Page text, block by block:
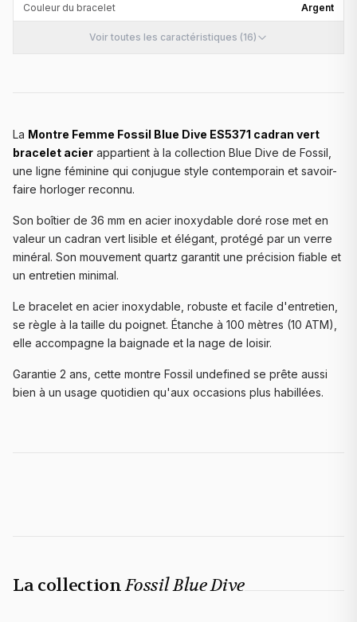
Couleur du bracelet Argent
Voir toutes les caractéristiques (16)
La Montre Femme Fossil Blue Dive ES5371 cadran vert
bracelet acier appartient à la collection Blue Dive de Fossil,
une ligne féminine qui conjugue style contemporain et savoir-
faire horloger reconnu.
Son boîtier de 36 mm en acier inoxydable doré rose met en
valeur un cadran vert lisible et élégant, protégé par un verre
minéral. Son mouvement quartz garantit une précision fiable et
un entretien minimal.
Le bracelet en acier inoxydable, robuste et facile d'entretien,
se règle à la taille du poignet. Étanche à 100 mètres (10 ATM),
elle accompagne la baignade et la nage de loisir.
Garantie 2 ans, cette montre Fossil undefined se prête aussi
bien à un usage quotidien qu'aux occasions plus habillées.
La collectionFossil Blue Dive